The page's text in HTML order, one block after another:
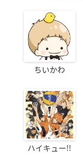
ちいかわ
ハイキュー!!